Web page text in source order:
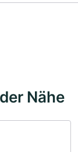
Nähe